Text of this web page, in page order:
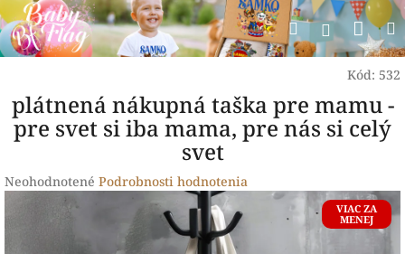
Prejsť
na
obsah
Hľadať
Kód: 532
plátnená nákupná taška pre mamu -
pre svet si iba mama, pre nás si celý
svet
Priemerné
hodnotenie
produktu
je
Neohodnotené Podrobnosti hodnotenia
VIAC ZA
MENEJ